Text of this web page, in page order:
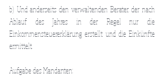
b) Und anderseits den verwaltenden Berater, der nach
Ablauf des Jahres in der Regel nur die
Einkommensteuererklärung erstellt und die Einkünfte
ermittelt.
Aufgabe des Mandanten: